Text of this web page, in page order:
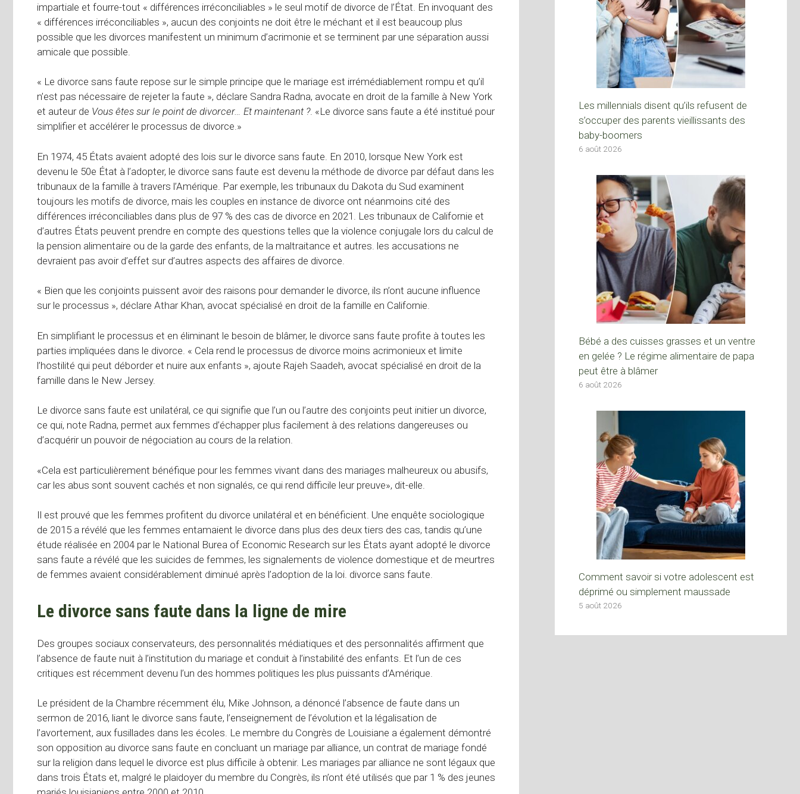
impartiale et fourre-tout « différences irréconciliables » le seul motif de divorce de l’État. En invoquant des
« différences irréconciliables », aucun des conjoints ne doit être le méchant et il est beaucoup plus
possible que les divorces manifestent un minimum d’acrimonie et se terminent par une séparation aussi
amicale que possible.
« Le divorce sans faute repose sur le simple principe que le mariage est irrémédiablement rompu et qu’il
n’est pas nécessaire de rejeter la faute », déclare Sandra Radna, avocate en droit de la famille à New York
et auteur de Vous êtes sur le point de divorcer… Et maintenant ?. «Le divorce sans faute a été institué pour
simplifier et accélérer le processus de divorce.»
En 1974, 45 États avaient adopté des lois sur le divorce sans faute. En 2010, lorsque New York est
devenu le 50e État à l’adopter, le divorce sans faute est devenu la méthode de divorce par défaut dans les
tribunaux de la famille à travers l’Amérique. Par exemple, les tribunaux du Dakota du Sud examinent
toujours les motifs de divorce, mais les couples en instance de divorce ont néanmoins cité des
différences irréconciliables dans plus de 97 % des cas de divorce en 2021. Les tribunaux de Californie et
d’autres États peuvent prendre en compte des questions telles que la violence conjugale lors du calcul de
la pension alimentaire ou de la garde des enfants, de la maltraitance et autres. les accusations ne
devraient pas avoir d’effet sur d’autres aspects des affaires de divorce.
« Bien que les conjoints puissent avoir des raisons pour demander le divorce, ils n’ont aucune influence
sur le processus », déclare Athar Khan, avocat spécialisé en droit de la famille en Californie.
En simplifiant le processus et en éliminant le besoin de blâmer, le divorce sans faute profite à toutes les
parties impliquées dans le divorce. « Cela rend le processus de divorce moins acrimonieux et limite
l’hostilité qui peut déborder et nuire aux enfants », ajoute Rajeh Saadeh, avocat spécialisé en droit de la
famille dans le New Jersey.
Le divorce sans faute est unilatéral, ce qui signifie que l’un ou l’autre des conjoints peut initier un divorce,
ce qui, note Radna, permet aux femmes d’échapper plus facilement à des relations dangereuses ou
d’acquérir un pouvoir de négociation au cours de la relation.
«Cela est particulièrement bénéfique pour les femmes vivant dans des mariages malheureux ou abusifs,
car les abus sont souvent cachés et non signalés, ce qui rend difficile leur preuve», dit-elle.
Il est prouvé que les femmes profitent du divorce unilatéral et en bénéficient. Une enquête sociologique
de 2015 a révélé que les femmes entamaient le divorce dans plus des deux tiers des cas, tandis qu’une
étude réalisée en 2004 par le National Burea of ​​Economic Research sur les États ayant adopté le divorce
sans faute a révélé que les suicides de femmes, les signalements de violence domestique et de meurtres
de femmes avaient considérablement diminué après l’adoption de la loi. divorce sans faute.
Le divorce sans faute dans la ligne de mire
Des groupes sociaux conservateurs, des personnalités médiatiques et des personnalités affirment que
l’absence de faute nuit à l’institution du mariage et conduit à l’instabilité des enfants. Et l’un de ces
critiques est récemment devenu l’un des hommes politiques les plus puissants d’Amérique.
Le président de la Chambre récemment élu, Mike Johnson, a dénoncé l’absence de faute dans un
sermon de 2016, liant le divorce sans faute, l’enseignement de l’évolution et la légalisation de
l’avortement, aux fusillades dans les écoles. Le membre du Congrès de Louisiane a également démontré
son opposition au divorce sans faute en concluant un mariage par alliance, un contrat de mariage fondé
sur la religion dans lequel le divorce est plus difficile à obtenir. Les mariages par alliance ne sont légaux que
dans trois États et, malgré le plaidoyer du membre du Congrès, ils n’ont été utilisés que par 1 % des jeunes
Les millennials disent qu’ils refusent de
s’occuper des parents vieillissants des
baby-boomers
6 août 2026
Bébé a des cuisses grasses et un ventre
en gelée ? Le régime alimentaire de papa
peut être à blâmer
6 août 2026
Comment savoir si votre adolescent est
déprimé ou simplement maussade
5 août 2026